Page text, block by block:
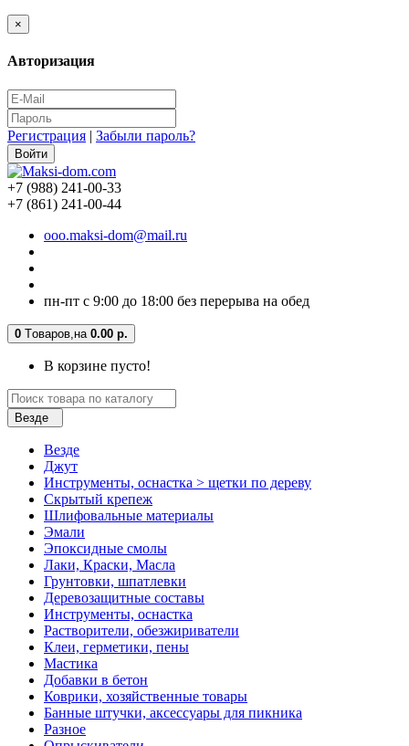
×
Авторизация
Регистрация | Забыли пароль?
+7 (988) 241-00-33
+7 (861) 241-00-44
ooo.maksi-dom@mail.ru
пн-пт с 9:00 до 18:00 без перерыва на обед
0 Tоваров, на 0.00 р.
В корзине пусто!
Везде
Везде
Джут
Инструменты, оснастка > щетки по дереву
Скрытый крепеж
Шлифовальные материалы
Эмали
Эпоксидные смолы
Лаки, Краски, Масла
Грунтовки, шпатлевки
Деревозащитные составы
Инструменты, оснастка
Растворители, обезжириватели
Клеи, герметики, пены
Мастика
Добавки в бетон
Коврики, хозяйственные товары
Банные штучки, аксессуары для пикника
Разное